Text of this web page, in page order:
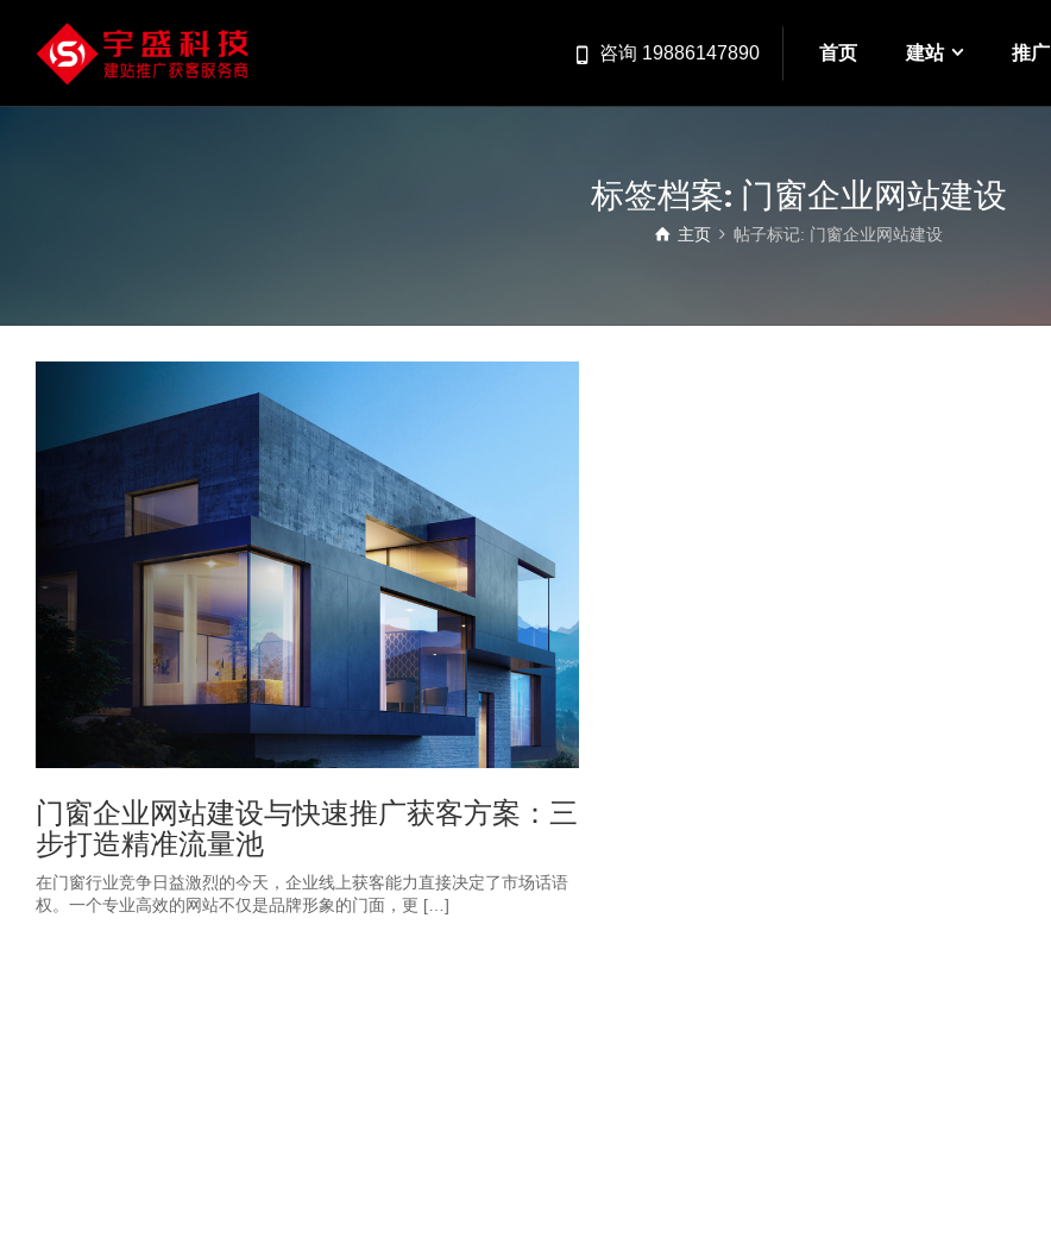
咨询 19886147890 首页 建站 推广
标签档案: 门窗企业网站建设
主页 帖子标记: 门窗企业网站建设
门窗企业网站建设与快速推广获客方案：三
步打造精准流量池
在门窗行业竞争日益激烈的今天，企业线上获客能力直接决定了市场话语
权。一个专业高效的网站不仅是品牌形象的门面，更 […]